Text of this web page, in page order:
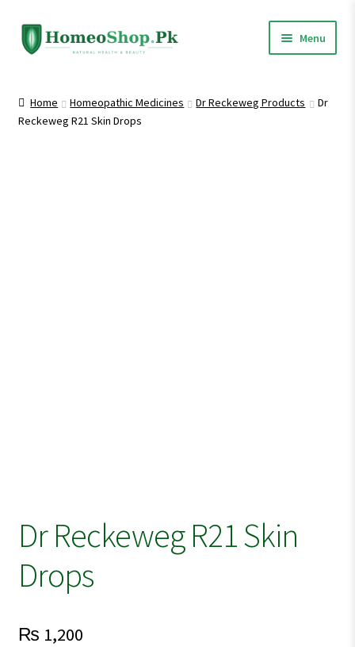
Skip
to
Skip
to
Menu
Shop All
Home Homeopathic Medicines Dr Reckeweg Products
Dr
Reckeweg R21 Skin Drops
Dr Reckeweg R21 Skin
Drops
₨ 1,200